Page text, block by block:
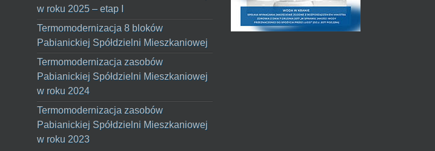
w roku 2025 – etap I
Termomodernizacja 8 bloków
Pabianickiej Spółdzielni Mieszkaniowej
Termomodernizacja zasobów
Pabianickiej Spółdzielni Mieszkaniowej
w roku 2024
Termomodernizacja zasobów
Pabianickiej Spółdzielni Mieszkaniowej
w roku 2023